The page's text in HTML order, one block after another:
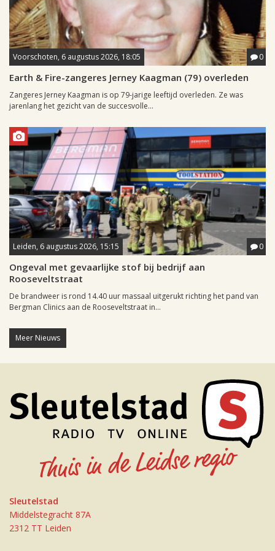
Voorschoten, 6 augustus 2026, 18:05 0
Earth & Fire-zangeres Jerney Kaagman (79) overleden
Zangeres Jerney Kaagman is op 79-jarige leeftijd overleden. Ze was
jarenlang het gezicht van de succesvolle...
Leiden, 6 augustus 2026, 15:15 0
Ongeval met gevaarlijke stof bij bedrijf aan
Rooseveltstraat
De brandweer is rond 14.40 uur massaal uitgerukt richting het pand van
Bergman Clinics aan de Rooseveltstraat in...
Meer Nieuws
Sleutelstad
Middelstegracht 87A
2312 TT Leiden